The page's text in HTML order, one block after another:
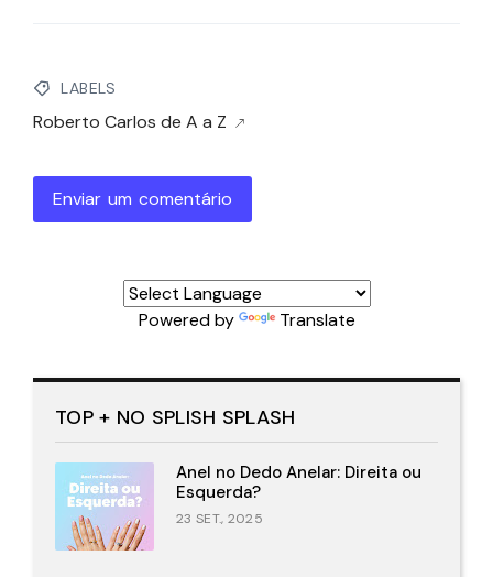
LABELS
Roberto Carlos de A a Z
Enviar um comentário
Powered by Translate
TOP + NO SPLISH SPLASH
Anel no Dedo Anelar: Direita ou
Esquerda?
23 SET., 2025